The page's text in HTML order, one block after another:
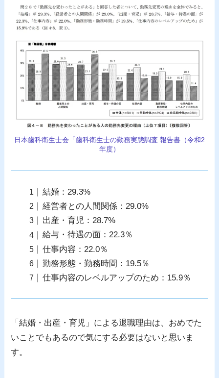
日本歯科衛生士会「歯科衛生士の勤務実態調査 報告書（令和2
年度）
結婚：29.3%
経営者との人間関係：29.0%
出産・育児：28.7%
給与・待遇の面：22.3％
仕事内容：22.0％
勤務形態・勤務時間：19.5％
仕事内容のレベルアップのため：15.9％
「結婚・出産・育児」による退職理由は、おめでた
いことでもあるので気にする必要はないと思いま
す。